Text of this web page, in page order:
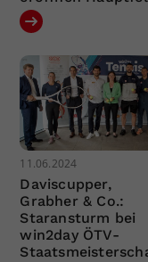
11.06.2024
Daviscupper,
Grabher & Co.:
Staransturm bei
win2day ÖTV-